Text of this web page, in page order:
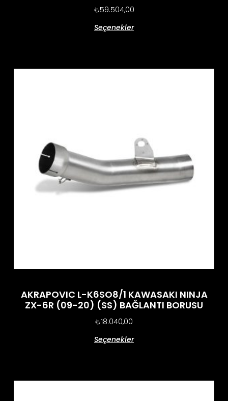
₺59.504,00
Seçenekler
AKRAPOVIC L-K6SO8/1 KAWASAKI NINJA
ZX-6R (09-20) (SS) BAĞLANTI BORUSU
₺18.040,00
Seçenekler